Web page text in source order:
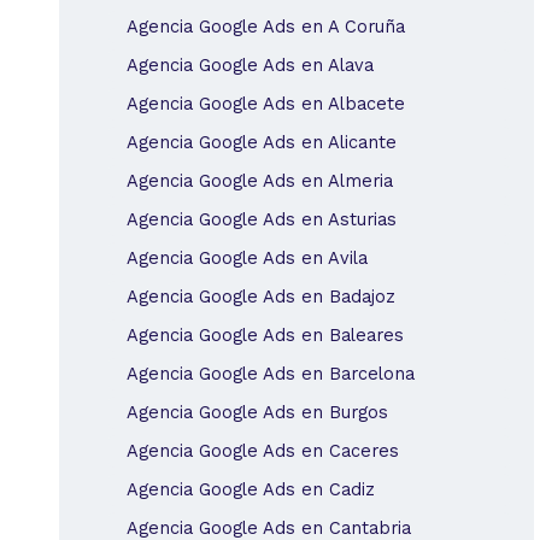
Agencia Google Ads en A Coruña
Agencia Google Ads en Alava
Agencia Google Ads en Albacete
Agencia Google Ads en Alicante
Agencia Google Ads en Almeria
Agencia Google Ads en Asturias
Agencia Google Ads en Avila
Agencia Google Ads en Badajoz
Agencia Google Ads en Baleares
Agencia Google Ads en Barcelona
Agencia Google Ads en Burgos
Agencia Google Ads en Caceres
Agencia Google Ads en Cadiz
Agencia Google Ads en Cantabria